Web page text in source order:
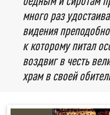
много раз
видения
к которому питал
воздвиг в честь
храм в своей